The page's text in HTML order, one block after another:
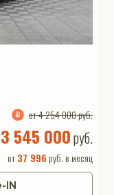
от 4 254 000 руб.
3 545 000руб.
от37 996 руб. в месяц
IN